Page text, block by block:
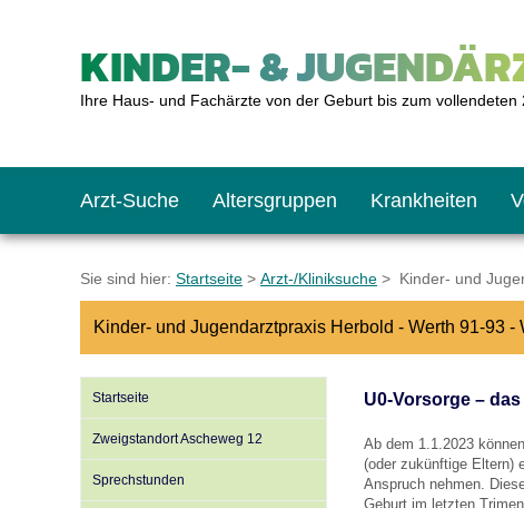
KINDER- &
Ihre Haus- und Fachärzte von der Geburt bis zum vollendeten
Arzt-Suche Altersgruppen
Das erste Jahr
Jugendliche
Krankheiten
Baby: U1 bis U6
Teenager: J1 bis J2
Impfkalender
Impfreaktionen
Notrufnummern
Sofortmaßnahmen
Notdienste
Link-Tipps
BMI-Rechner
Wachstum-Rechner
Sie sind hier: Startseite > Arzt-/Kliniksuche > Kinder- und
Kinder- und Jugendarztpraxis Herbold - Werth 91-93 -
Startseite
Zweigstandort Ascheweg 12
Sprechstunden
U0-Vorsorge –
Ab dem 1.1.2023
(oder zukünftige Eltern)
Anspruch nehmen.
Geburt im letzten